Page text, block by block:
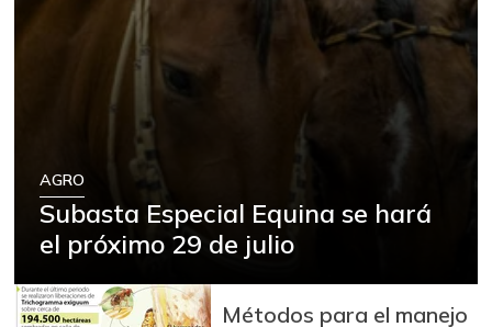
AGRO
Subasta Especial Equina se hará
el próximo 29 de julio
Métodos para el manejo